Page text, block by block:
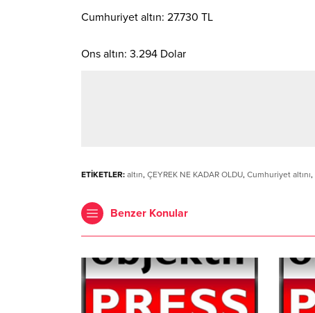
Cumhuriyet altın: 27.730 TL
Ons altın: 3.294 Dolar
ETİKETLER: altın, ÇEYREK NE KADAR OLDU, Cumhuriyet altını,
Benzer Konular